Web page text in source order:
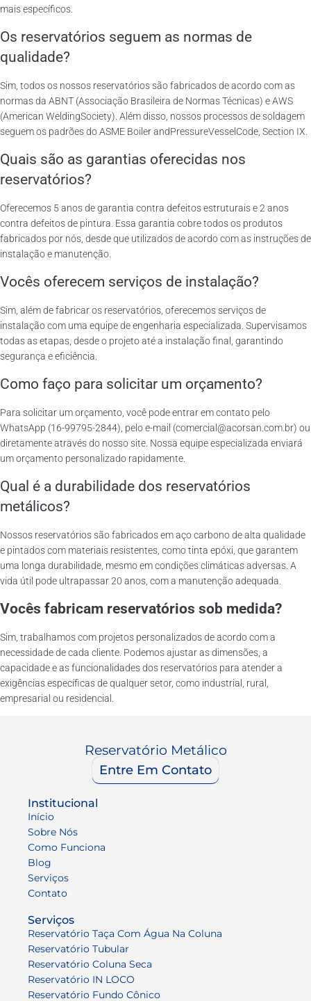
mais específicos.
Os reservatórios seguem as normas de
qualidade?
Sim, todos os nossos reservatórios são fabricados de acordo com as
normas da ABNT (Associação Brasileira de Normas Técnicas) e AWS
(American WeldingSociety). Além disso, nossos processos de soldagem
seguem os padrões do ASME Boiler andPressureVesselCode, Section IX.
Quais são as garantias oferecidas nos
reservatórios?
Oferecemos 5 anos de garantia contra defeitos estruturais e 2 anos
contra defeitos de pintura. Essa garantia cobre todos os produtos
fabricados por nós, desde que utilizados de acordo com as instruções de
instalação e manutenção.
Vocês oferecem serviços de instalação?
Sim, além de fabricar os reservatórios, oferecemos serviços de
instalação com uma equipe de engenharia especializada. Supervisamos
todas as etapas, desde o projeto até a instalação final, garantindo
segurança e eficiência.
Como faço para solicitar um orçamento?
Para solicitar um orçamento, você pode entrar em contato pelo
WhatsApp (16-99795-2844), pelo e-mail (comercial@acorsan.com.br) ou
diretamente através do nosso site. Nossa equipe especializada enviará
um orçamento personalizado rapidamente.
Qual é a durabilidade dos reservatórios
metálicos?
Nossos reservatórios são fabricados em aço carbono de alta qualidade
e pintados com materiais resistentes, como tinta epóxi, que garantem
uma longa durabilidade, mesmo em condições climáticas adversas. A
vida útil pode ultrapassar 20 anos, com a manutenção adequada.
Vocês fabricam reservatórios sob medida?
Sim, trabalhamos com projetos personalizados de acordo com a
necessidade de cada cliente. Podemos ajustar as dimensões, a
capacidade e as funcionalidades dos reservatórios para atender a
exigências específicas de qualquer setor, como industrial, rural,
empresarial ou residencial.
Reservatório Metálico
Entre Em Contato
Institucional
Início
Sobre Nós
Como Funciona
Blog
Serviços
Contato
Serviços
Reservatório Taça Com Água Na Coluna
Reservatório Tubular
Reservatório Coluna Seca
Reservatório IN LOCO
Reservatório Fundo Cônico